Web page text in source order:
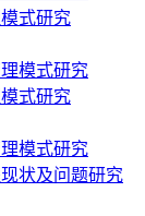
式研究
式研究
状及问题研究